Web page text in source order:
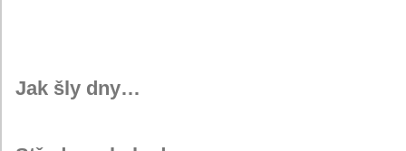
Jak šly dny…